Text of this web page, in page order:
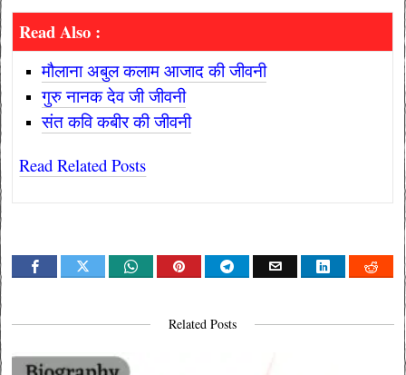
Read Also :
मौलाना अबुल कलाम आजाद की जीवनी
गुरु नानक देव जी जीवनी
संत कवि कबीर की जीवनी
Read Related Posts
Related Posts